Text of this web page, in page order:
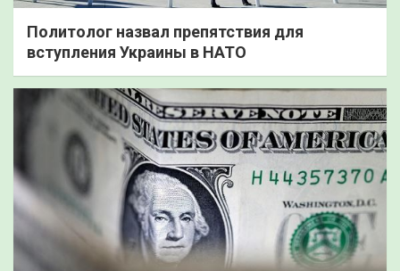
Политолог назвал препятствия для
вступления Украины в НАТО